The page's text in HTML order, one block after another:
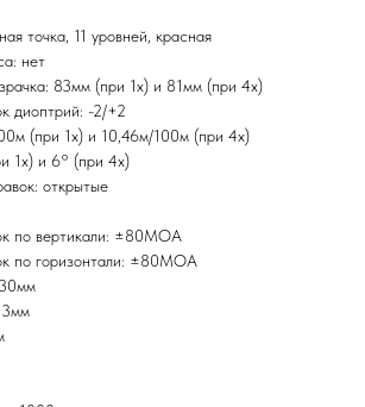
точка, 11 уровней, красная
нет
83мм (при 1x) и 81мм (при 4x)
диоптрий: -2/+2
(при 1x) и 10,46м/100м (при 4x)
1x) и 6° (при 4x)
открытые
по вертикали: ±80MOA
по горизонтали: ±80MOA